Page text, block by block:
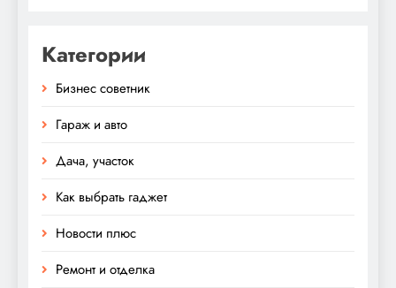
Категории
Бизнес советник
Гараж и авто
Дача, участок
Как выбрать гаджет
Новости плюс
Ремонт и отделка